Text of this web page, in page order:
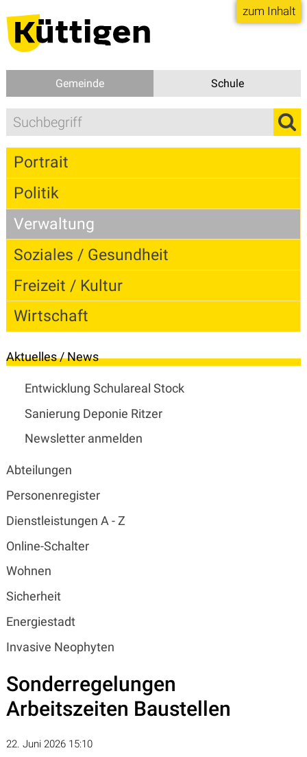
zum Inhalt
Gemeinde Schule
Suchbegriff
Hauptnavigation
Portrait
Politik
Verwaltung
Soziales / Gesundheit
Freizeit / Kultur
Wirtschaft
Aktuelles / News
Entwicklung Schulareal Stock
Sanierung Deponie Ritzer
Newsletter anmelden
Abteilungen
Personenregister
Dienstleistungen A - Z
Online-Schalter
Wohnen
Sicherheit
Energiestadt
Invasive Neophyten
Sonderregelungen
Arbeitszeiten Baustellen
22. Juni 2026 15:10